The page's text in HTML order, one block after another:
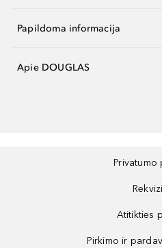
Papildoma informacija
Apie DOUGLAS
Privatumo
Atitikties
Pirkimo ir